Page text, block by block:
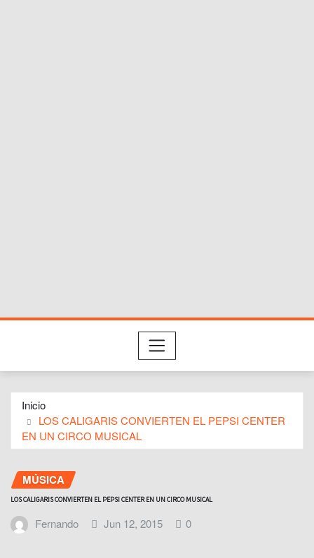
Inicio
LOS CALIGARIS CONVIERTEN EL PEPSI CENTER
EN UN CIRCO MUSICAL
MÚSICA
LOS CALIGARIS CONVIERTEN EL PEPSI CENTER EN UN CIRCO MUSICAL
Fernando Jun 12, 2015 0